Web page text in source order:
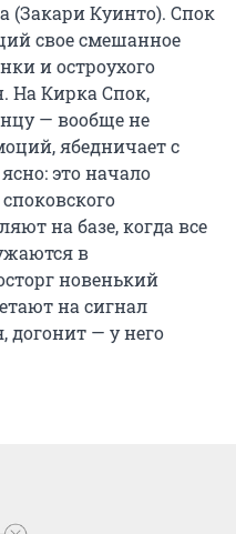
(Закари Куинто). Спок
свое смешанное
и остроухого
На Кирка Спок,
— вообще не
ябедничает с
это начало
на базе, когда все
в
новенький
на сигнал
догонит — у него